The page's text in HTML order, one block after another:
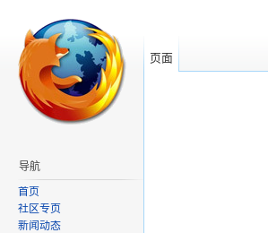
页面
导航
首页
社区专页
新闻动态